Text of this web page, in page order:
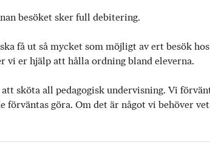
besöket sker full debitering.
få ut så mycket som möjligt av ert besök
vi er hjälp att hålla ordning bland eleverna.
sköta all pedagogisk undervisning. Vi
förväntas göra. Om det är något vi behöver